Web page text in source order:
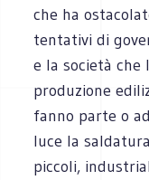
che ha
tentativi di
e la società che
produzione
fanno parte o
luce la
piccoli,